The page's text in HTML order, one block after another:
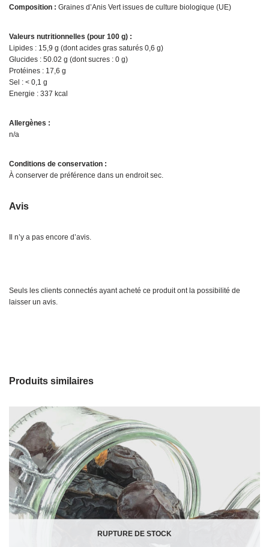
Composition : Graines d’Anis Vert issues de culture biologique (UE)
Valeurs nutritionnelles (pour 100 g) :
Lipides : 15,9 g (dont acides gras saturés 0,6 g)
Glucides : 50.02 g (dont sucres : 0 g)
Protéines : 17,6 g
Sel : < 0,1 g
Energie : 337 kcal
Allergènes :
n/a
Conditions de conservation :
À conserver de préférence dans un endroit sec.
Avis
Il n’y a pas encore d’avis.
Seuls les clients connectés ayant acheté ce produit ont la possibilité de
laisser un avis.
Produits similaires
RUPTURE DE STOCK